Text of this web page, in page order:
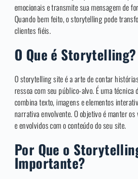
emocionais e transmite sua mensagem de
Quando bem feito, o storytelling pode
clientes fiéis.
O Que é Storytelling?
O storytelling site é a arte de contar
ressoa com seu público-alvo. É uma técnica
combina texto, imagens e elementos
narrativa envolvente. O objetivo é manter
e envolvidos com o conteúdo do seu site.
Por Que o
Importante?